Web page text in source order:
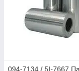
094-7134 / 5I-7667